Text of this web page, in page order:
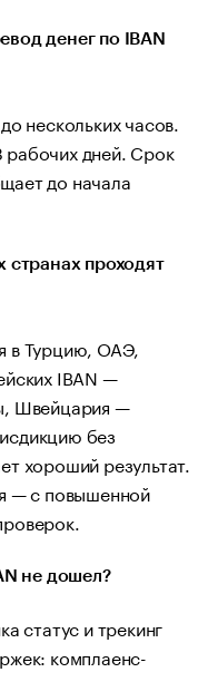
денег по IBAN
нескольких часов.
дней. Срок
до начала
странах проходят
в Турцию, ОАЭ,
IBAN —
Швейцария —
без
хороший результат.
— с повышенной
не дошел?
статус и трекинг
комплаенс-